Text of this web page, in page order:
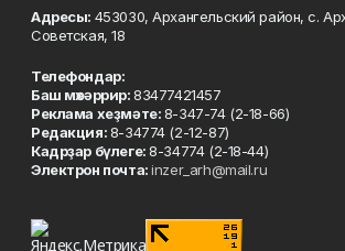
Адресы: 453030, Архангельский район, с.
Советская, 18
Телефондар:
Баш мөхәррир:83477421457
Реклама хеҙмәте:8-347-74 (2-18-66)
Редакция:8-34774 (2-12-87)
Кадрҙар бүлеге:8-34774 (2-18-44)
Электрон почта:inzer_arh@mail.ru